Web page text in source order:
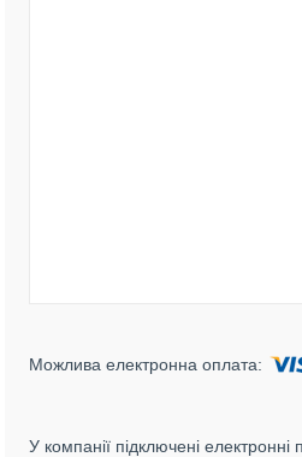
У компанії підключені